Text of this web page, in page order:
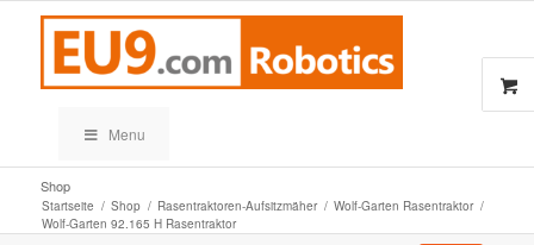
Menu
Shop
Startseite / Shop / Rasentraktoren-Aufsitzmäher / Wolf-Garten Rasentraktor /
Wolf-Garten 92.165 H Rasentraktor